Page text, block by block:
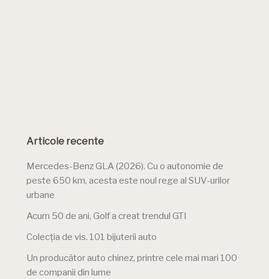
Articole recente
Mercedes-Benz GLA (2026). Cu o autonomie de
peste 650 km, acesta este noul rege al SUV-urilor
urbane
Acum 50 de ani, Golf a creat trendul GTI
Colecția de vis. 101 bijuterii auto
Un producător auto chinez, printre cele mai mari 100
de companii din lume